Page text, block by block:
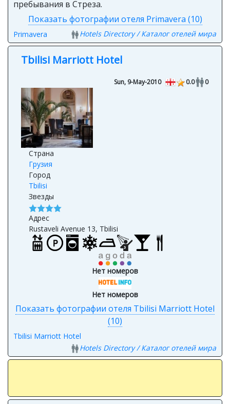
Показать фотографии отеля Primavera (10)
Primavera Hotels Directory / Каталог отелей мира
Tbilisi Marriott Hotel
Страна
Грузия
Город
Tbilisi
Звезды
Адрес
Rustaveli Avenue 13, Tbilisi
Нет номеров
Нет номеров
Показать фотографии отеля Tbilisi Marriott Hotel
(10)
Hotels Directory / Каталог отелей мира